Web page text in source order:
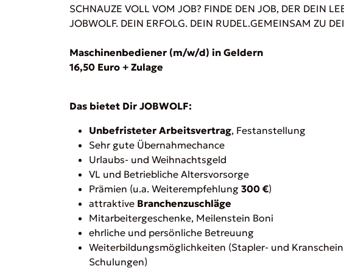
SCHNAUZE VOLL VOM JOB? FINDE DEN JOB, DER DEIN
JOBWOLF. DEIN ERFOLG. DEIN RUDEL.GEMEINSAM ZU
Maschinenbediener (m/w/d) in Geldern
16,50 Euro + Zulage
Das bietet Dir JOBWOLF:
Unbefristeter Arbeitsvertrag, Festanstellung
Sehr gute Übernahmechance
Urlaubs- und Weihnachtsgeld
VL und Betriebliche Altersvorsorge
Prämien (u.a. Weiterempfehlung 300 €)
attraktive Branchenzuschläge
Mitarbeitergeschenke, Meilenstein Boni
ehrliche und persönliche Betreuung
Weiterbildungsmöglichkeiten (Stapler- und
Schulungen)